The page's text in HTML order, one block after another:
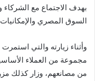
بهدف الاجتماع مع الشركاء
السوق المصري والإمكانيات
وأثناء زيارته والتي استمرت
مجموعة من العملاء
من مصانعهم، وزار كذلك